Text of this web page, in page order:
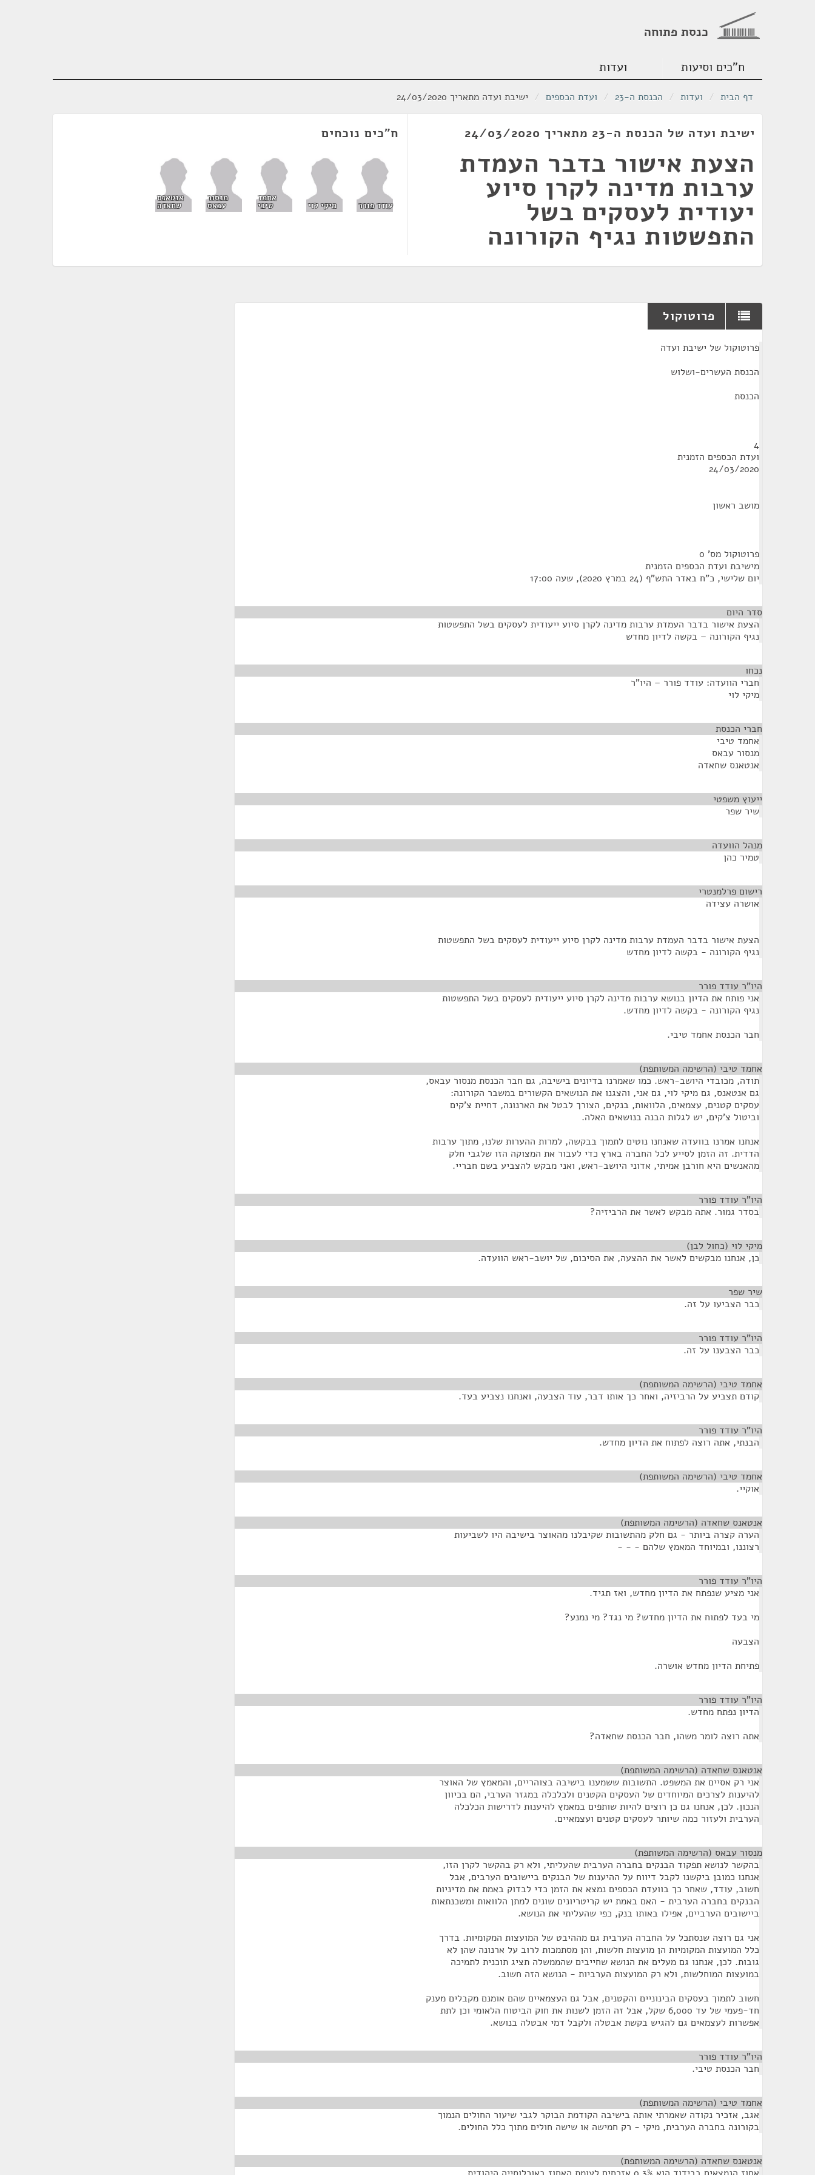
כנסת פתוחה
ח"כים וסיעות ועדות
דף הבית / ועדות / הכנסת ה-23 / ועדת הכספים / ישיבת ועדה מתאריך 24/03/2020
ישיבת ועדה של הכנסת ה-23 מתאריך 24/03/2020
הצעת אישור בדבר העמדת
ערבות מדינה לקרן סיוע
יעודית לעסקים בשל
התפשטות נגיף הקורונה
ח"כים נוכחים
עודד פורר מיקי לוי
אחמד
טיבי
מנסור
עבאס
אנטאנס
שחאדה
פרוטוקול
פרוטוקול של ישיבת ועדה
הכנסת העשרים-ושלוש
הכנסת
4
ועדת הכספים הזמנית
24/03/2020
מושב ראשון
פרוטוקול מס' 0
מישיבת ועדת הכספים הזמנית
יום שלישי, כ"ח באדר התש"ף (24 במרץ 2020), שעה 17:00
סדר היום
הצעת אישור בדבר העמדת ערבות מדינה לקרן סיוע ייעודית לעסקים בשל התפשטות
נגיף הקורונה – בקשה לדיון מחדש
נכחו
חברי הוועדה: עודד פורר – היו"ר
מיקי לוי
חברי הכנסת
אחמד טיבי
מנסור עבאס
אנטאנס שחאדה
ייעוץ משפטי
שיר שפר
מנהל הוועדה
טמיר כהן
רישום פרלמנטרי
אושרה עצידה
הצעת אישור בדבר העמדת ערבות מדינה לקרן סיוע ייעודית לעסקים בשל התפשטות
נגיף הקורונה - בקשה לדיון מחדש
היו"ר עודד פורר
אני פותח את הדיון בנושא ערבות מדינה לקרן סיוע ייעודית לעסקים בשל התפשטות
נגיף הקורונה - בקשה לדיון מחדש.
חבר הכנסת אחמד טיבי.
אחמד טיבי (הרשימה המשותפת)
תודה, מכובדי היושב-ראש. כמו שאמרנו בדיונים בישיבה, גם חבר הכנסת מנסור עבאס,
גם אנטאנס, גם מיקי לוי, גם אני, והצגנו את הנושאים הקשורים במשבר הקורונה:
עסקים קטנים, עצמאים, הלוואות, בנקים, הצורך לבטל את הארנונה, דחיית צ'קים
וביטול צ'קים, יש לגלות הבנה בנושאים האלה.
אנחנו אמרנו בוועדה שאנחנו נוטים לתמוך בבקשה, למרות ההערות שלנו, מתוך ערבות
הדדית. זה הזמן לסייע לכל החברה בארץ כדי לעבור את המצוקה הזו שלגבי חלק
מהאנשים היא חורבן אמיתי, אדוני היושב-ראש, ואני מבקש להצביע בשם חבריי.
היו"ר עודד פורר
בסדר גמור. אתה מבקש לאשר את הרביזיה?
מיקי לוי (כחול לבן)
כן, אנחנו מבקשים לאשר את ההצעה, את הסיכום, של יושב-ראש הוועדה.
שיר שפר
כבר הצביעו על זה.
היו"ר עודד פורר
כבר הצבענו על זה.
אחמד טיבי (הרשימה המשותפת)
קודם תצביע על הרביזיה, ואחר כך אותו דבר, עוד הצבעה, ואנחנו נצביע בעד.
היו"ר עודד פורר
הבנתי, אתה רוצה לפתוח את הדיון מחדש.
אחמד טיבי (הרשימה המשותפת)
אוקיי.
אנטאנס שחאדה (הרשימה המשותפת)
הערה קצרה ביותר - גם חלק מהתשובות שקיבלנו מהאוצר בישיבה היו לשביעות
רצוננו, ובמיוחד המאמץ שלהם - - -
היו"ר עודד פורר
אני מציע שנפתח את הדיון מחדש, ואז תגיד.
מי בעד לפתוח את הדיון מחדש? מי נגד? מי נמנע?
הצבעה
פתיחת הדיון מחדש אושרה.
היו"ר עודד פורר
הדיון נפתח מחדש.
אתה רוצה לומר משהו, חבר הכנסת שחאדה?
אנטאנס שחאדה (הרשימה המשותפת)
אני רק אסיים את המשפט. התשובות ששמענו בישיבה בצוהריים, והמאמץ של האוצר
להיענות לצרכים המיוחדים של העסקים הקטנים ולכלכלה במגזר הערבי, הם בכיוון
הנכון. לכן, אנחנו גם כן רוצים להיות שותפים במאמץ להיענות לדרישות הכלכלה
הערבית ולעזור כמה שיותר לעסקים קטנים ועצמאיים.
מנסור עבאס (הרשימה המשותפת)
בהקשר לנושא תפקוד הבנקים בחברה הערבית שהעליתי, ולא רק בהקשר לקרן הזו,
אנחנו כמובן ביקשנו לקבל דיווח על ההיענות של הבנקים ביישובים הערבים, אבל
חשוב, עודד, שאחר כך בוועדת הכספים נמצא את הזמן כדי לבדוק באמת את מדיניות
הבנקים בחברה הערבית - האם באמת יש קריטריונים שונים למתן הלוואות ומשכנתאות
ביישובים הערביים, אפילו באותו בנק, כפי שהעליתי את הנושא.
אני גם רוצה שנסתכל על החברה הערבית גם מההיבט של המועצות המקומיות. בדרך
כלל המועצות המקומיות הן מועצות חלשות, והן מסתמכות לרוב על ארנונה שהן לא
גובות. לכן, אנחנו גם מעלים את הנושא שחייבים שהממשלה תציג תוכנית לתמיכה
במועצות המוחלשות, ולא רק המועצות הערביות - הנושא הזה חשוב.
חשוב לתמוך בעסקים הבינוניים והקטנים, אבל גם העצמאיים שהם אומנם מקבלים מענק
חד-פעמי של עד 6,000 שקל, אבל זה הזמן לשנות את חוק הביטוח הלאומי וכן לתת
אפשרות לעצמאים גם להגיש בקשת אבטלה ולקבל דמי אבטלה בנושא.
היו"ר עודד פורר
חבר הכנסת טיבי.
אחמד טיבי (הרשימה המשותפת)
אגב, אזכיר נקודה שאמרתי אותה בישיבה הקודמת הבוקר לגבי שיעור החולים הנמוך
בקורונה בחברה הערבית, מיקי - רק חמישה או שישה חולים מתוך כלל החולים.
אנטאנס שחאדה (הרשימה המשותפת)